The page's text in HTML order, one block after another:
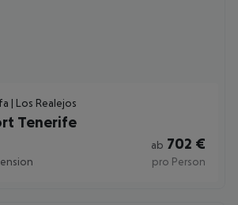
| Los Realejos
Tenerife
ab 702 €
pro Person